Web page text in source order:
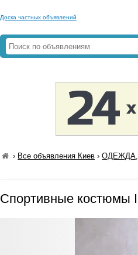
Доска частных объявлений
› Все объявления Киев ›ОДЕЖДА,
Спортивные костюмы